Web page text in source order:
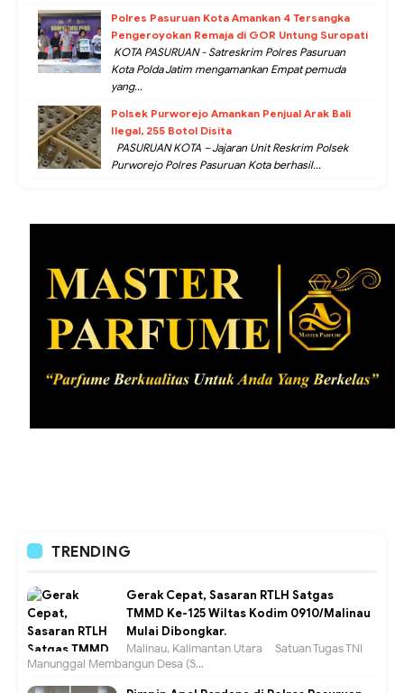
Polres Pasuruan Kota Amankan 4 Tersangka
Pengeroyokan Remaja di GOR Untung Suropati
KOTA PASURUAN - Satreskrim Polres Pasuruan
Kota Polda Jatim mengamankan Empat pemuda
yang...
Polsek Purworejo Amankan Penjual Arak Bali
Ilegal, 255 Botol Disita
PASURUAN KOTA – Jajaran Unit Reskrim Polsek
Purworejo Polres Pasuruan Kota berhasil...
TRENDING
Gerak Cepat, Sasaran RTLH Satgas
TMMD Ke-125 Wiltas Kodim 0910/Malinau
Mulai Dibongkar.
Malinau, Kalimantan Utara – Satuan Tugas TNI
Manunggal Membangun Desa (S...